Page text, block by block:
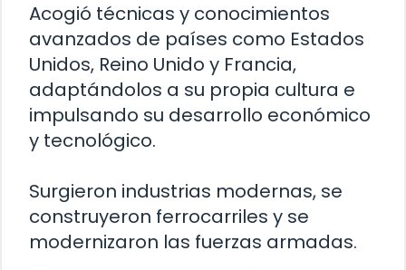
Acogió técnicas y conocimientos
avanzados de países como Estados
Unidos, Reino Unido y Francia,
adaptándolos a su propia cultura e
impulsando su desarrollo económico
y tecnológico.
Surgieron industrias modernas, se
construyeron ferrocarriles y se
modernizaron las fuerzas armadas.